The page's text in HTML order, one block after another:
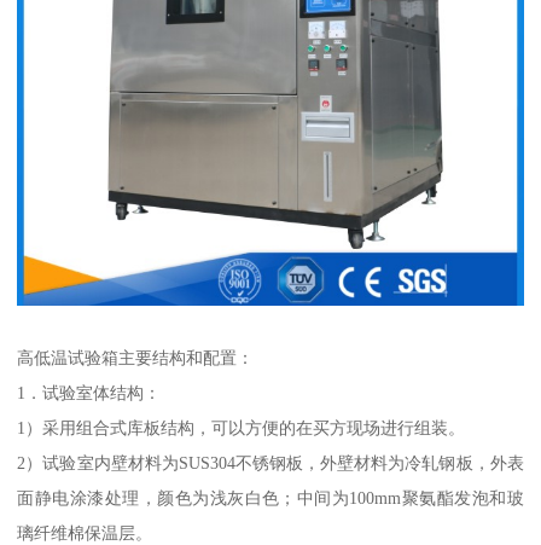
高低温试验箱主要结构和配置：
1．试验室体结构：
1）采用组合式库板结构，可以方便的在买方现场进行组装。
2）试验室内壁材料为SUS304不锈钢板，外壁材料为冷轧钢板，外表
面静电涂漆处理，颜色为浅灰白色；中间为100mm聚氨酯发泡和玻
璃纤维棉保温层。